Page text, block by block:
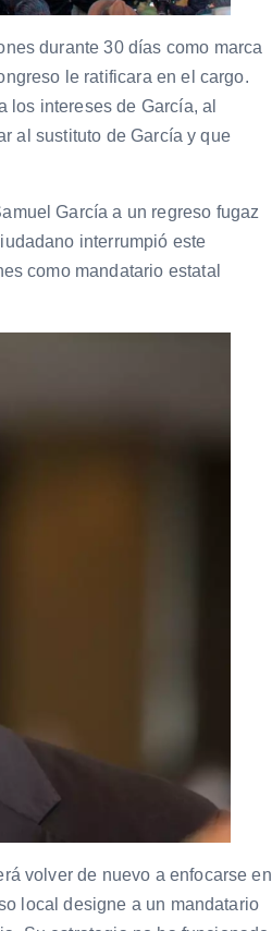
durante 30 días como marca
le ratificara en el cargo.
los intereses de García, al
al sustituto de García y que
García a un regreso fugaz
interrumpió este
como mandatario estatal
volver de nuevo a enfocarse en
local designe a un mandatario